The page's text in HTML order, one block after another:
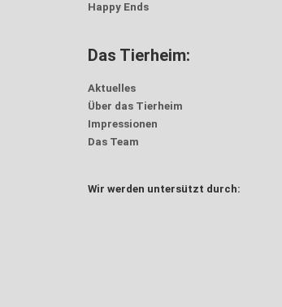
Happy Ends
Das Tierheim:
Aktuelles
Über das Tierheim
Impressionen
Das Team
Wir werden untersützt durch: